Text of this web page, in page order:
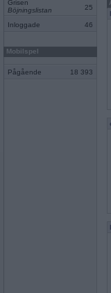
Grisen
Böjningslistan
25
Inloggade 46
Mobilspel
Pågående 18 393